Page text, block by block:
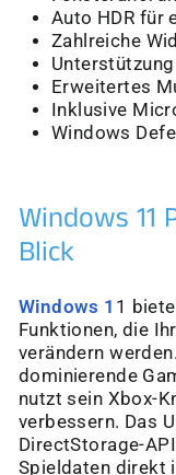
Auto HDR für
Zahlreiche
Erweitertes
Inklusive
Windows
Windows 11
Blick
Windows 1 1
Funktionen, die
verändern
dominierende
nutzt sein Xbox-
verbessern. Das
DirectStorage-
Spieldaten direkt